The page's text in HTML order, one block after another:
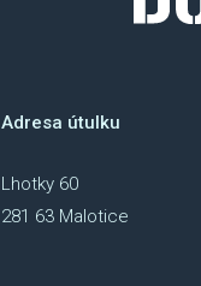
Adresa útulku
Lhotky 60
281 63 Malotice